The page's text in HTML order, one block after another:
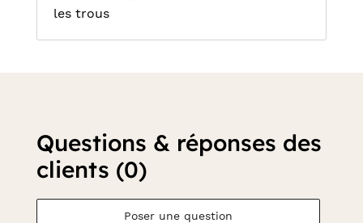
les trous
Questions & réponses des
clients (0)
Poser une question